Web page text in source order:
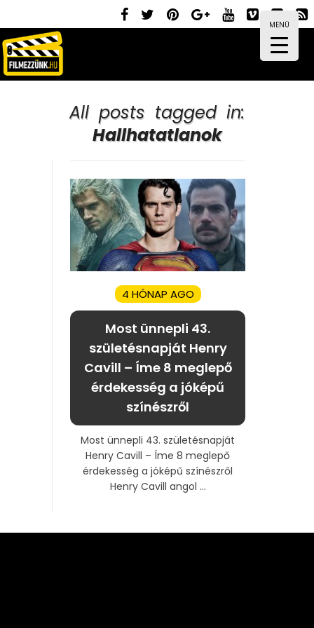
MENÜ
All posts tagged in:
Hallhatatlanok
4 HÓNAP AGO
Most ünnepli 43.
születésnapját Henry
Cavill – Íme 8 meglepő
érdekesség a jóképű
színészről
Most ünnepli 43. születésnapját
Henry Cavill – Íme 8 meglepő
érdekesség a jóképű színészről
Henry Cavill angol ...